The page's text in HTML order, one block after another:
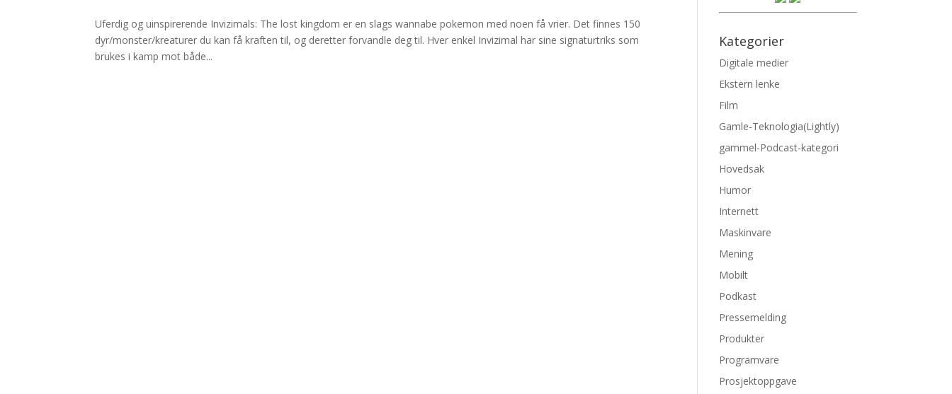
Uferdig og uinspirerende Invizimals: The lost kingdom er en slags wannabe pokemon med noen få vrier. Det finnes 150
dyr/monster/kreaturer du kan få kraften til, og deretter forvandle deg til. Hver enkel Invizimal har sine signaturtriks som
brukes i kamp mot både...
Kategorier
Digitale medier
Ekstern lenke
Film
Gamle-Teknologia(Lightly)
gammel-Podcast-kategori
Hovedsak
Humor
Internett
Maskinvare
Mening
Mobilt
Podkast
Pressemelding
Produkter
Programvare
Prosjektoppgave